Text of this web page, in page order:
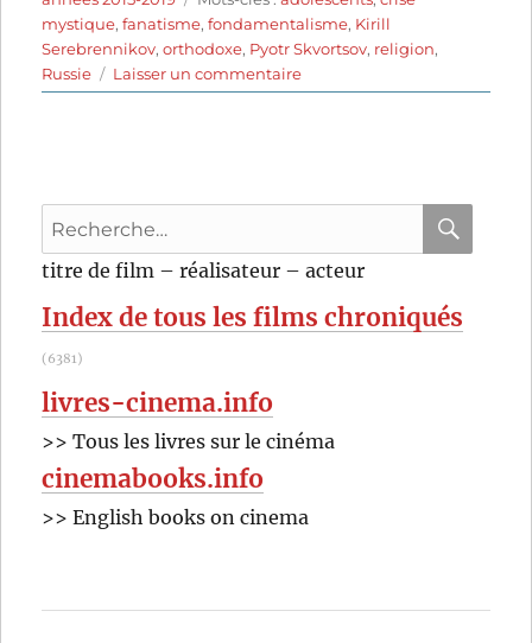
mystique,fanatisme,fondamentalisme, Kirill
Serebrennikov,orthodoxe, Pyotr Skvortsov, religion,
Russie
Laisser un commentairesur
Le
Recherche
pour
titre de film – réalisateur – acteur
Index de tous les films chroniqués
(6381)
livres-cinema.info
>> Tous les livres sur le cinéma
cinemabooks.info
>> English books on cinema